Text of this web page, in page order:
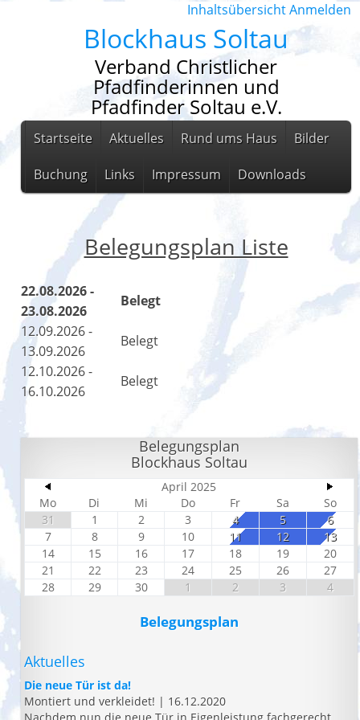
InhaltsübersichtAnmelden
Blockhaus Soltau
Verband Christlicher
Pfadfinderinnen und
Pfadfinder Soltau e.V.
Startseite Aktuelles Rund ums Haus Bilder
Buchung Links Impressum Downloads
Belegungsplan Liste
22.08.2026 -
23.08.2026
Belegt
12.09.2026 -
13.09.2026
Belegt
12.10.2026 -
16.10.2026
Belegt
Belegungsplan
Blockhaus Soltau
April 2025
Mo
Di Mi Do Fr Sa
So
31
1 2 3 4 5
6
7
8 9 10 11 12
13
14
15 16 17 18 19
20
21
22 23 24 25 26
27
28
29 30 1 2 3 4
Belegungsplan
Aktuelles
Die neue Tür ist da!
Montiert und verkleidet! | 16.12.2020